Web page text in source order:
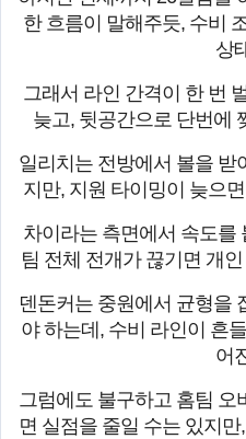
한 흐름이 말해주듯, 수비
상
그래서 라인 간격이 한 번
늦고, 뒷공간으로 단번에
일리치는 전방에서 볼을 받
지만, 지원 타이밍이 늦으
차이라는 측면에서 속도를
팀 전체 전개가 끊기면 개
덴돈커는 중원에서 균형을
야 하는데, 수비 라인이 흔
어
그럼에도 불구하고 홈팀 오
면 실점을 줄일 수는 있지